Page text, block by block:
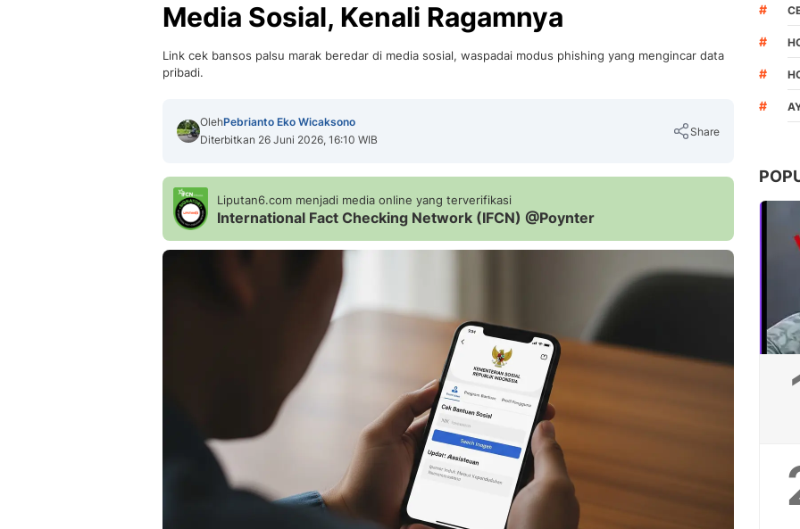
Media Sosial, Kenali Ragamnya
Link cek bansos palsu marak beredar di media sosial, waspadai modus phishing yang mengincar data
pribadi.
OlehPebrianto Eko Wicaksono
Diterbitkan 26 Juni 2026, 16:10 WIB
Share
Liputan6.com menjadi media online yang terverifikasi
International Fact Checking Network (IFCN) @Poynter
#
#
#
#